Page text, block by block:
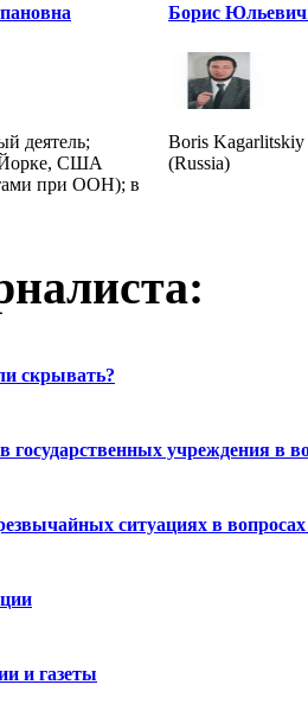
деятель;
Йорке, США
при ООН); в
Борис
Boris Kagarlitskiy
(Russia)
скрывать?
учреждения в
ситуациях в вопросах
и газеты